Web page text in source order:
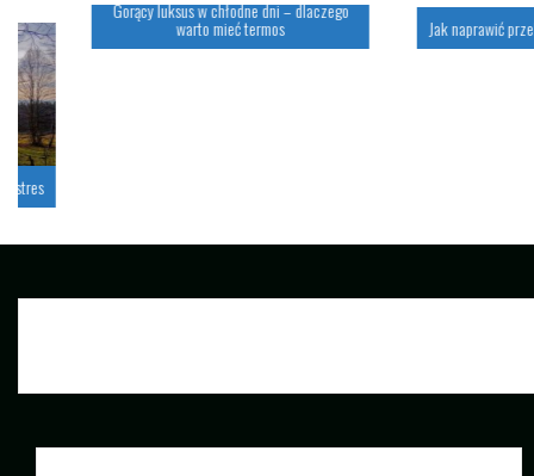
Gorący luksus w chłodne dni – dlaczego
warto mieć termos Jak naprawić przebitą